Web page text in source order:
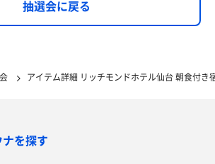
抽選会に戻る
アイテム詳細 リッチモンドホテル仙台 朝食付き
を探す